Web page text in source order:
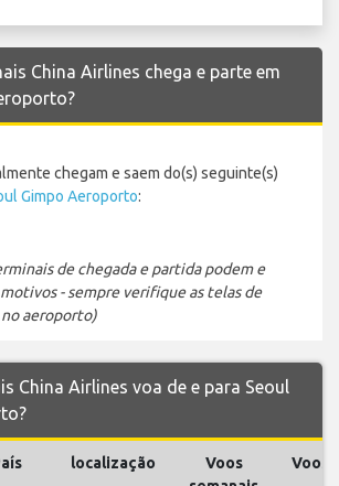
China Airlines chega e parte em
chegam e saem do(s) seguinte(s)
Gimpo Aeroporto:
de chegada e partida podem e
- sempre verifique as telas de
aeroporto)
China Airlines voa de e para Seoul
localização
Voos
Voos